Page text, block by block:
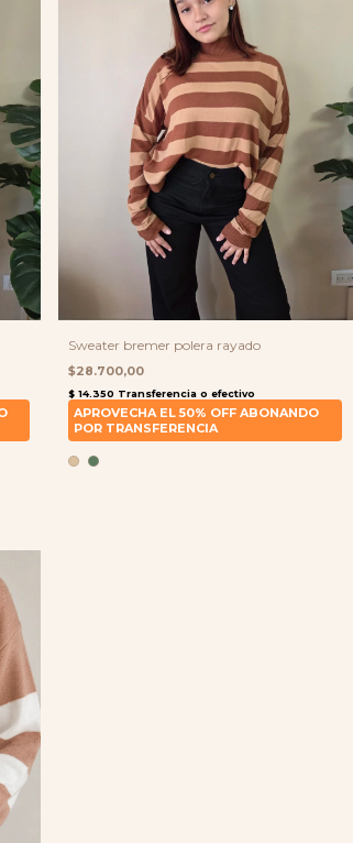
Sweater bremer polera rayado
$28.700,00